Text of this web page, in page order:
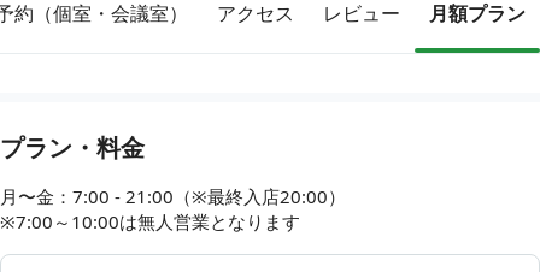
トピックス
約（個室・会議室） アクセス レビュー 月額プラン
プラン・料金
月〜金：7:00 - 21:00（※最終入店20:00）
※7:00～10:00は無人営業となります